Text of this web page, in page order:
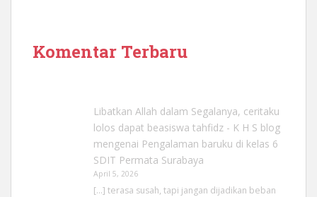
Komentar Terbaru
Libatkan Allah dalam Segalanya, ceritaku
lolos dapat beasiswa tahfidz - K H S blog
mengenai Pengalaman baruku di kelas 6
SDIT Permata Surabaya
April 5, 2026
[…] terasa susah, tapi jangan dijadikan beban